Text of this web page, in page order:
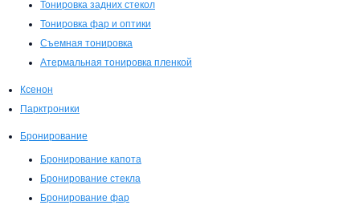
Тонировка задних стекол
Тонировка фар и оптики
Съемная тонировка
Атермальная тонировка пленкой
Ксенон
Парктроники
Бронирование
Бронирование капота
Бронирование стекла
Бронирование фар